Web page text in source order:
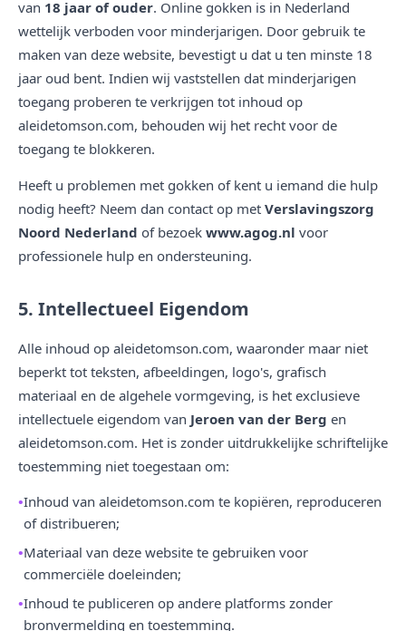
van 18 jaar of ouder. Online gokken is in Nederland
wettelijk verboden voor minderjarigen. Door gebruik te
maken van deze website, bevestigt u dat u ten minste 18
jaar oud bent. Indien wij vaststellen dat minderjarigen
toegang proberen te verkrijgen tot inhoud op
aleidetomson.com, behouden wij het recht voor de
toegang te blokkeren.
Heeft u problemen met gokken of kent u iemand die hulp
nodig heeft? Neem dan contact op met Verslavingszorg
Noord Nederland of bezoek www.agog.nl voor
professionele hulp en ondersteuning.
5. Intellectueel Eigendom
Alle inhoud op aleidetomson.com, waaronder maar niet
beperkt tot teksten, afbeeldingen, logo's, grafisch
materiaal en de algehele vormgeving, is het exclusieve
intellectuele eigendom van Jeroen van der Berg en
aleidetomson.com. Het is zonder uitdrukkelijke schriftelijke
toestemming niet toegestaan om:
Inhoud van aleidetomson.com te kopiëren, reproduceren
of distribueren;
Materiaal van deze website te gebruiken voor
commerciële doeleinden;
Inhoud te publiceren op andere platforms zonder
bronvermelding en toestemming.